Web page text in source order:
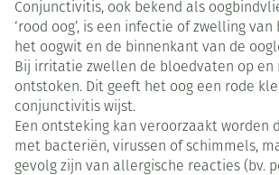
Conjunctivitis, ook bekend als
‘rood oog’, is een infectie of zwelling
het oogwit en de binnenkant van de
Bij irritatie zwellen de bloedvaten op en
ontstoken. Dit geeft het oog een rode
conjunctivitis wijst.
Een ontsteking kan veroorzaakt worden
met bacteriën, virussen of schimmels,
gevolg zijn van allergische reacties (bv.